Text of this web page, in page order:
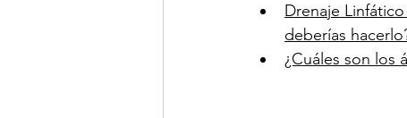
Drenaje
deberías
¿Cuáles son los